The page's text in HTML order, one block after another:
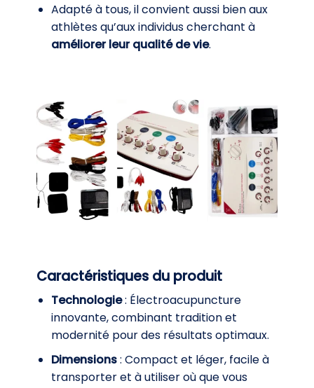
Adapté à tous, il convient aussi bien aux
athlètes qu’aux individus cherchant à
améliorer leur qualité de vie.
Caractéristiques du produit
Technologie: Électroacupuncture
innovante, combinant tradition et
modernité pour des résultats optimaux.
Dimensions: Compact et léger, facile à
transporter et à utiliser où que vous